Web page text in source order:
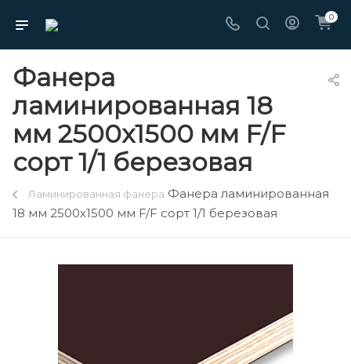
0
Фанера
ламинированная 18
мм 2500х1500 мм F/F
сорт 1/1 березовая
Ламинированная фанера Фанера ламинированная
18 мм 2500х1500 мм F/F сорт 1/1 березовая